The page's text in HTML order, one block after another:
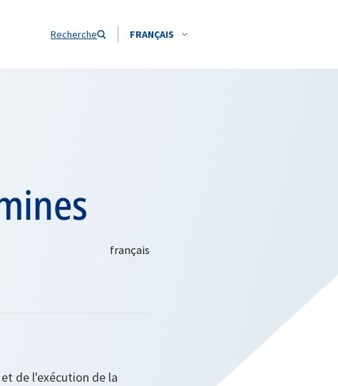
Recherche FRANÇAIS
de l'exécution de la